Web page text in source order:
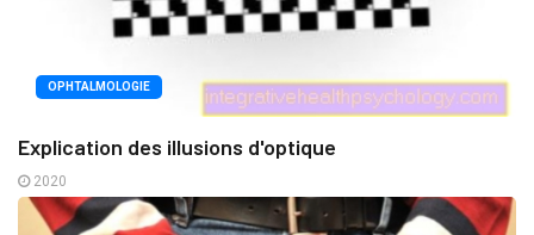
OPHTALMOLOGIE
Explication des illusions d'optique
2020